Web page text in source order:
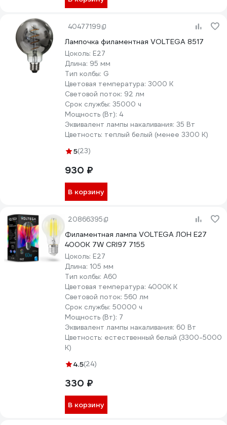
40477199
Лампочка филаментная VOLTEGA 8517
Цоколь: E27
Длина: 95 мм
Тип колбы: G
Цветовая температура: 3000 К
Световой поток: 92 лм
Срок службы: 35000 ч
Мощность (Вт): 4
Эквивалент лампы накаливания: 35 Вт
Цветность: теплый белый (менее 3300 К)
5(23)
930 ₽
В корзину
20866395
Филаментная лампа VOLTEGA ЛОН Е27
4000К 7W CRI97 7155
Цоколь: E27
Длина: 105 мм
Тип колбы: A60
Цветовая температура: 4000К К
Световой поток: 560 лм
Срок службы: 50000 ч
Мощность (Вт): 7
Эквивалент лампы накаливания: 60 Вт
Цветность: естественный белый (3300-5000
К)
4.5(24)
330 ₽
В корзину